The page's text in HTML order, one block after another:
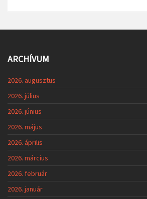
ARCHÍVUM
2026. augusztus
2026. július
2026. június
2026. május
2026. április
2026. március
2026. február
2026. január